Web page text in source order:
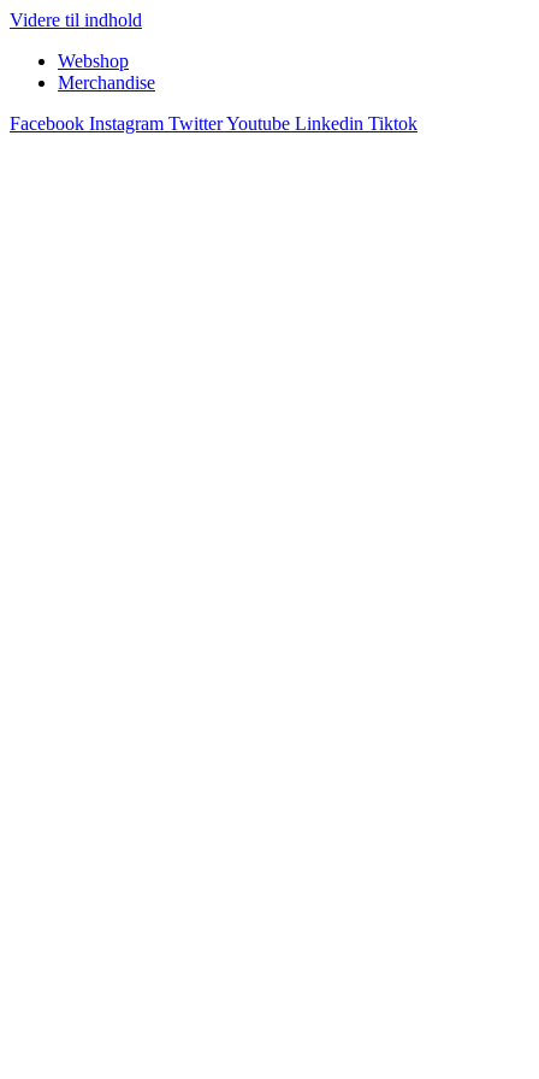
Videre til indhold
Webshop
Merchandise
Facebook Instagram TwitterYoutube Linkedin Tiktok